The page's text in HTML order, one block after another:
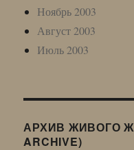
Ноябрь 2003
Август 2003
Июль 2003
АРХИВ ЖИВОГО
ARCHIVE)